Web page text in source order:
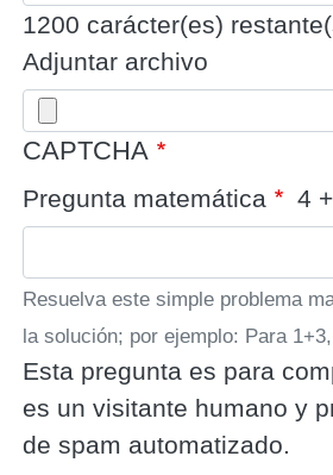
1200 carácter(es)
Adjuntar archivo
CAPTCHA
Pregunta matemática 4
Resuelva este simple problema
la solución; por ejemplo: Para
Esta pregunta es para
es un visitante humano y
de spam automatizado.